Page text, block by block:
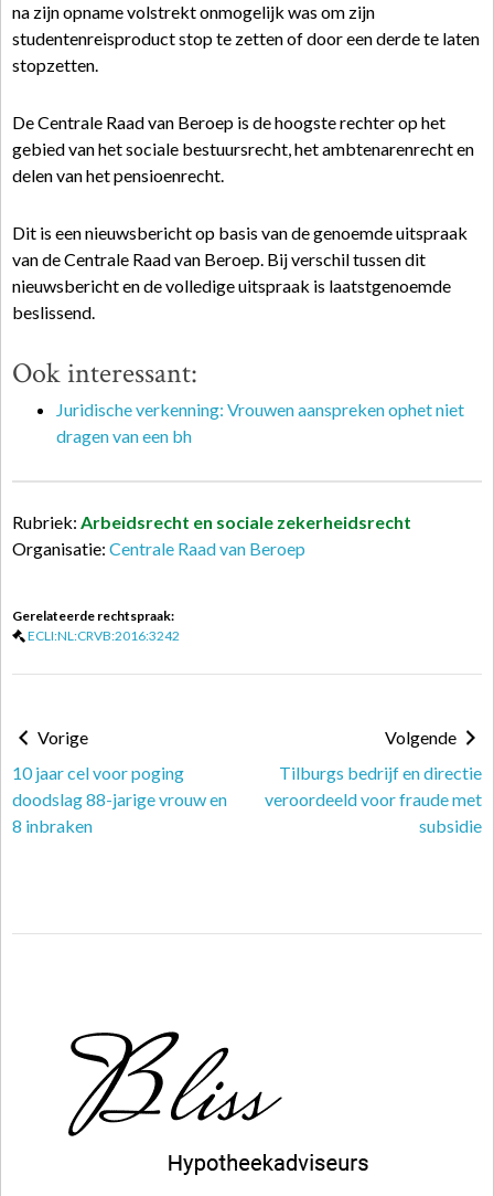
na zijn opname volstrekt onmogelijk was om zijn
studentenreisproduct stop te zetten of door een derde te laten
stopzetten.
De Centrale Raad van Beroep is de hoogste rechter op het
gebied van het sociale bestuursrecht, het ambtenarenrecht en
delen van het pensioenrecht.
Dit is een nieuwsbericht op basis van de genoemde uitspraak
van de Centrale Raad van Beroep. Bij verschil tussen dit
nieuwsbericht en de volledige uitspraak is laatstgenoemde
beslissend.
Ook interessant:
Juridische verkenning: Vrouwen aanspreken ophet niet
dragen van een bh
Rubriek: Arbeidsrecht en sociale zekerheidsrecht
Organisatie: Centrale Raad van Beroep
Gerelateerde rechtspraak:
ECLI:NL:CRVB:2016:3242
Vorige
10 jaar cel voor poging
doodslag 88-jarige vrouw en
8 inbraken
Volgende
Tilburgs bedrijf en directie
veroordeeld voor fraude met
subsidie